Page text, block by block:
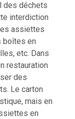
des déchets
interdiction
assiettes
boîtes en
etc. Dans
restauration
des
Le carton
mais en
en